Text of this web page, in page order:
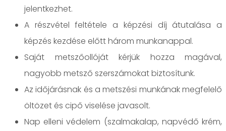
jelentkezhet.
A részvétel feltétele a képzési díj átutalása a
képzés kezdése előtt három munkanappal.
Saját metszőollóját kérjük hozza magával,
nagyobb metsző szerszámokat biztosítunk.
Az időjárásnak és a metszési munkának megfelelő
öltözet és cipő viselése javasolt.
Nap elleni védelem (szalmakalap, napvédő krém,